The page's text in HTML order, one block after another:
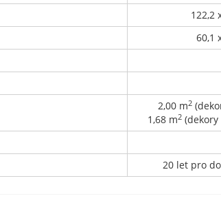
122,2
60,1
2,00 m2
1,68 m2(dekory
20 let pro